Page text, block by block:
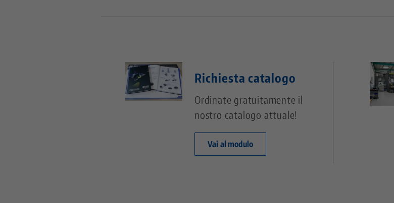
Richiesta catalogo
Ordinate gratuitamente il
nostro catalogo attuale!
Vai al modulo